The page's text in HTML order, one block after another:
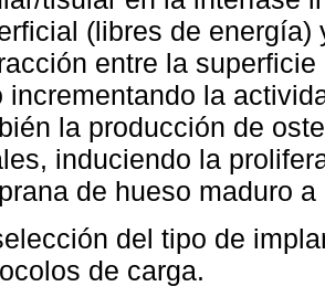
(libres de
entre la
incrementando la
la producción de
induciendo la
de hueso maduro
del tipo de
de carga.